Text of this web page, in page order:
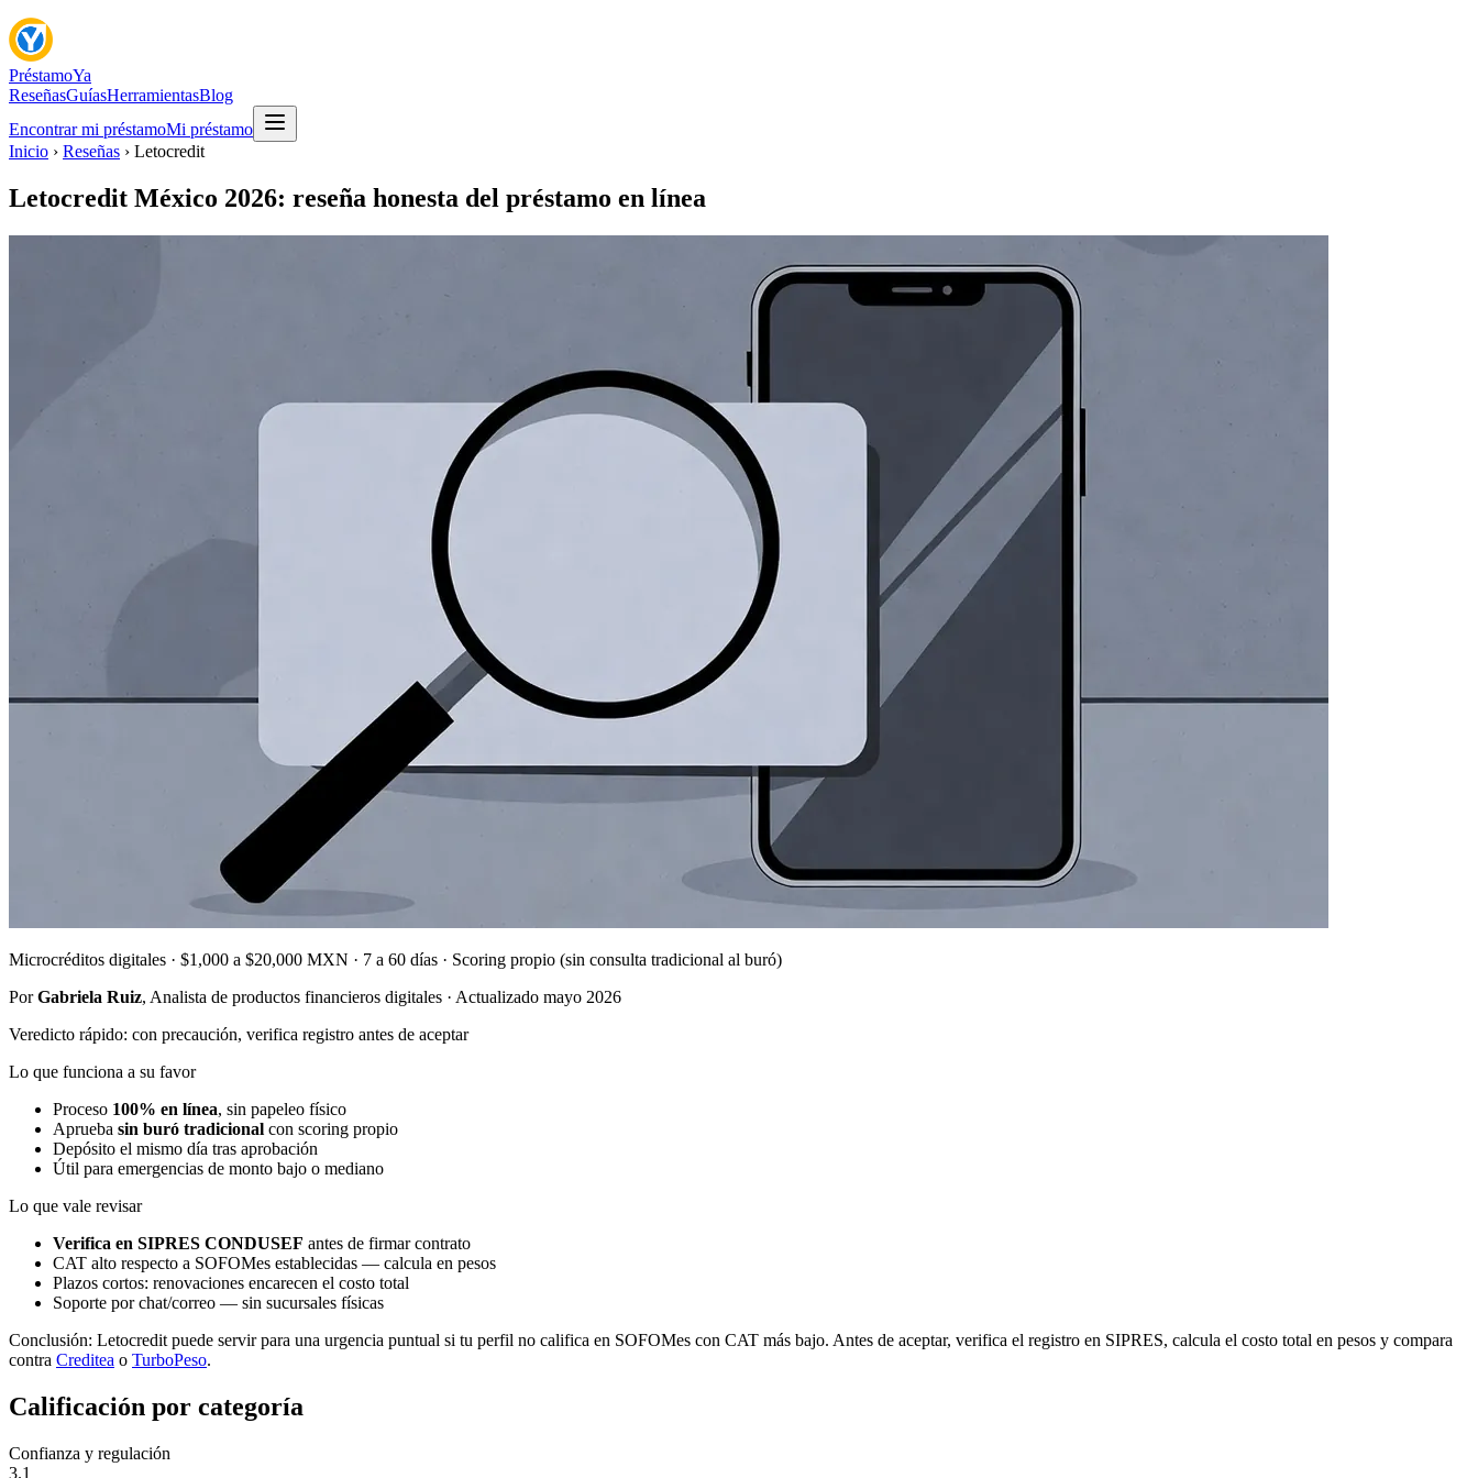
PréstamoYa
ReseñasGuíasHerramientasBlog
Encontrar mi préstamoMi préstamo
Inicio › Reseñas › Letocredit
Letocredit México 2026: reseña honesta del préstamo en línea
Microcréditos digitales · $1,000 a $20,000 MXN · 7 a 60 días · Scoring propio (sin consulta tradicional al buró)
PorGabriela Ruiz, Analista de productos financieros digitales · Actualizado mayo 2026
Veredicto rápido: con precaución, verifica registro antes de aceptar
Lo que funciona a su favor
Proceso 100% en línea, sin papeleo físico
Aprueba sin buró tradicional con scoring propio
Depósito el mismo día tras aprobación
Útil para emergencias de monto bajo o mediano
Lo que vale revisar
Verifica en SIPRES CONDUSEF antes de firmar contrato
CAT alto respecto a SOFOMes establecidas — calcula en pesos
Plazos cortos: renovaciones encarecen el costo total
Soporte por chat/correo — sin sucursales físicas
Conclusión: Letocredit puede servir para una urgencia puntual si tu perfil no califica en SOFOMes con CAT más bajo. Antes de aceptar, verifica el registro en SIPRES, calcula el costo total en pesos y compara
contra Creditea o TurboPeso.
Calificación por categoría
Confianza y regulación
3.1